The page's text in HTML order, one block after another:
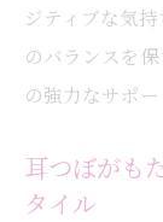
ジティブな気
のバランスを
の強力なサポ
耳つぼがも
タイル